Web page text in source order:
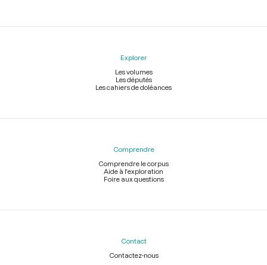
Explorer
Les volumes
Les députés
Les cahiers de doléances
Comprendre
Comprendre le corpus
Aide à l'exploration
Foire aux questions
Contact
Contactez-nous